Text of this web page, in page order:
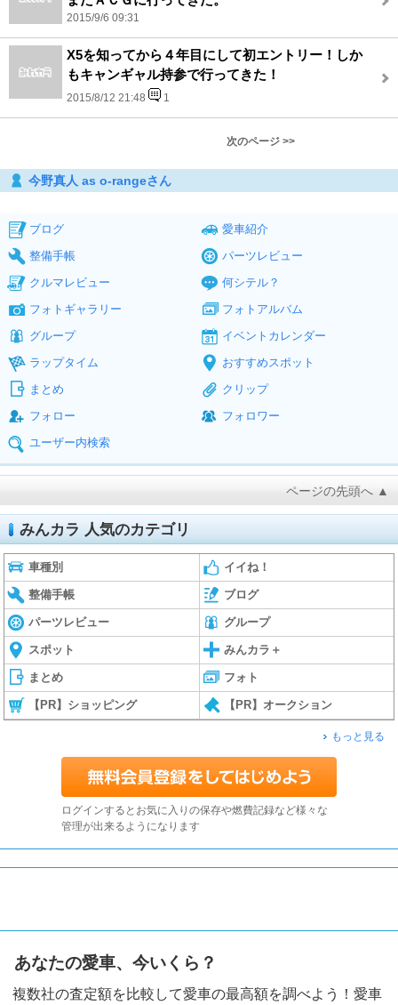
2015/9/6 09:31
X5を知ってから４年目にして初エントリー！しか
もキャンギャル持参で行ってきた！
2015/8/12 21:48 1
次のページ >>
今野真人 as o-rangeさん
ブログ
愛車紹介
整備手帳
パーツレビュー
クルマレビュー
何シテル？
フォトギャラリー
フォトアルバム
グループ
イベントカレンダー
ラップタイム
おすすめスポット
まとめ
クリップ
フォロー
フォロワー
ユーザー内検索
ページの先頭へ ▲
みんカラ 人気のカテゴリ
車種別 イイね！
整備手帳 ブログ
パーツレビュー グループ
スポット みんカラ＋
まとめ フォト
【PR】ショッピング 【PR】オークション
もっと見る
ログインするとお気に入りの保存や燃費記録など様々な
管理が出来るようになります
あなたの愛車、今いくら？
複数社の査定額を比較して愛車の最高額を調べよう！愛車